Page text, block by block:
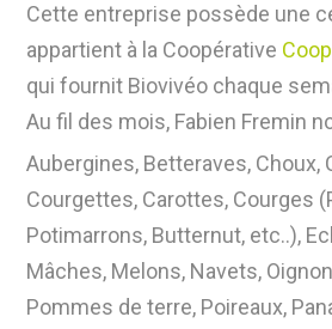
Cette entreprise possède une
appartient à la Coopérative
qui fournit Biovivéo chaque
Au fil des mois, Fabien Fremin
Aubergines, Betteraves, Choux,
Courgettes, Carottes, Courges
Potimarrons, Butternut, etc..),
Mâches, Melons, Navets,
Pommes de terre, Poireaux,